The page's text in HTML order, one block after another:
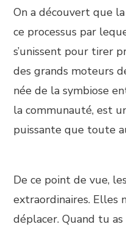
On a découvert que la
ce processus par
s’unissent pour tirer
des grands moteurs
née de la symbiose
la communauté, est
puissante que toute
De ce point de vue,
extraordinaires. Elles
déplacer. Quand tu